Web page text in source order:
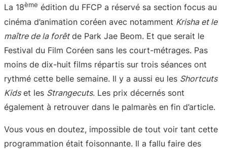
La 18ème édition du FFCP a réservé sa section focus au
cinéma d’animation coréen avec notamment Krisha et le
maître de la forêtde Park Jae Beom. Et que serait le
Festival du Film Coréen sans les court-métrages. Pas
moins de dix-huit films répartis sur trois séances ont
rythmé cette belle semaine. Il y a aussi eu les Shortcuts
Kidset les Strangecuts. Les prix décernés sont
également à retrouver dans le palmarès en fin d’article.
Vous vous en doutez, impossible de tout voir tant cette
programmation était foisonnante. Il a fallu faire des